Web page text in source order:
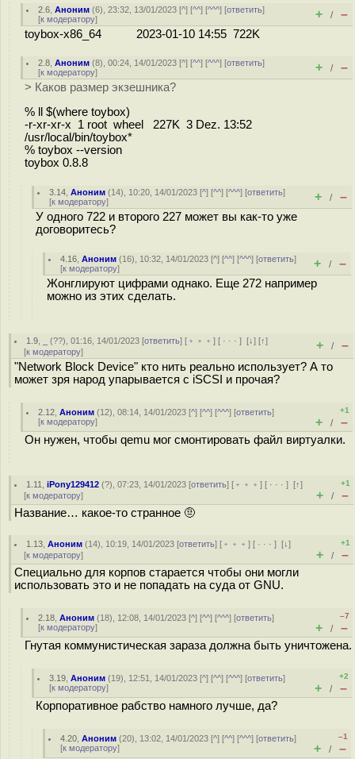
2.6 ,Аноним (6), 23:32, 13/01/2023 [^] [^^] [^^^] [ответить]
[к модератору] + / –
toybox-x86_64 2023-01-10 14:55 722K
2.8 ,Аноним (8), 00:24, 14/01/2023 [^] [^^] [^^^] [ответить]
[к модератору] + / –
> Каков размер экзешника?
% ll $(where toybox)
-r-xr-xr-x 1 root wheel 227K 3 Dez. 13:52
/usr/local/bin/toybox*
% toybox --version
toybox 0.8.8
3.14 ,Аноним (14), 10:20, 14/01/2023 [^] [^^] [^^^] [ответить]
[к модератору] + / –
У одного 722 и второго 227 может вы как-то уже
договоритесь?
4.16 ,Аноним (16), 10:32, 14/01/2023 [^] [^^] [^^^] [ответить]
[к модератору] + / –
Жонглируют цифрами однако. Еще 272 например
можно из этих сделать.
1.9 (??), 01:16, 14/01/2023 [ответить] [ ﹢﹢﹢] [ · · ·][↓] [↑]
[к модератору] + / –
"Network Block Device" кто нить реально использует? А то
может зря народ упарывается с iSCSI и прочая?
2.12 ,Аноним (12), 08:14, 14/01/2023 [^] [^^] [^^^] [ответить]
[к модератору]
+1
+ / –
Он нужен, чтобы qemu мог смонтировать файл виртуалки.
1.11 ,iPony129412 (?), 07:23, 14/01/2023 [ответить] [ ﹢﹢﹢] [ · · ·][↑]
[к модератору]
+1
+ / –
Название… какое-то странное 🤨
1.13 ,Аноним (14), 10:19, 14/01/2023 [ответить] [ ﹢﹢﹢] [ · · ·][↓]
[к модератору]
+1
+ / –
Специально для корпов старается чтобы они могли
использовать это и не попадать на суда от GNU.
2.18 ,Аноним (18), 12:08, 14/01/2023 [^] [^^] [^^^] [ответить]
[к модератору]
–7
+ / –
Гнутая коммунистическая зараза должна быть уничтожена.
3.19 ,Аноним (19), 12:51, 14/01/2023 [^] [^^] [^^^] [ответить]
[к модератору]
+2
+ / –
Корпоративное рабство намного лучше, да?
4.20 ,Аноним (20), 13:02, 14/01/2023 [^] [^^] [^^^] [ответить]
[к модератору]
–1
+ / –